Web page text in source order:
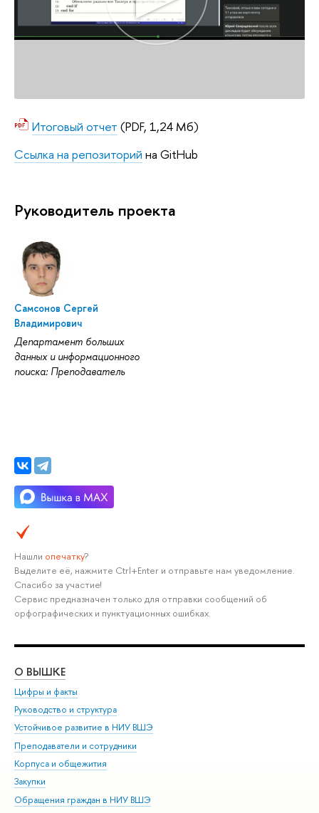
Итоговый отчет (PDF, 1,24 Мб)
Ссылка на репозиторий на GitHub
Руководитель проекта
Самсонов Сергей
Владимирович
Департамент больших
данных и информационного
поиска: Преподаватель
Нашли опечатку?
Выделите её, нажмите Ctrl+Enter и отправьте нам уведомление.
Спасибо за участие!
Сервис предназначен только для отправки сообщений об
орфографических и пунктуационных ошибках.
О ВЫШКЕ
Цифры и факты
Руководство и структура
Устойчивое развитие в НИУ ВШЭ
Преподаватели и сотрудники
Корпуса и общежития
Закупки
Обращения граждан в НИУ ВШЭ